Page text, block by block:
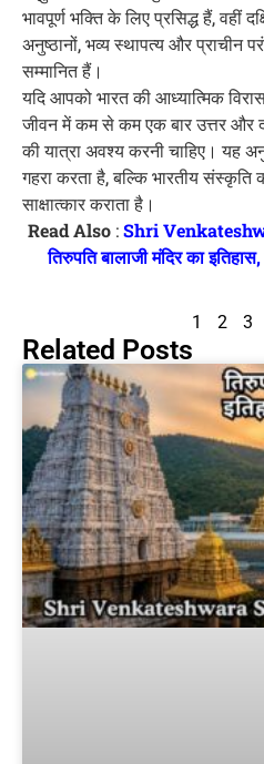
भावपूर्ण भक्ति के लिए प्रसिद्ध हैं, वहीं
अनुष्ठानों, भव्य स्थापत्य और प्राचीन
सम्मानित हैं।
यदि आपको भारत की आध्यात्मिक
जीवन में कम से कम एक बार उत्तर और
की यात्रा अवश्य करनी चाहिए। यह
गहरा करता है, बल्कि भारतीय संस्कृति
साक्षात्कार कराता है।
Read Also:Shri
तिरुपति बालाजी मंदिर का
1 2 3
Related Posts